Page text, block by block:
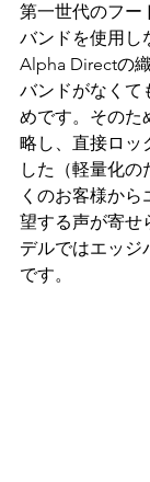
第一世代のフー
バンドを使用し
Alpha Directの
バンドがなくて
めです。そのた
略し、直接ロッ
した（軽量化の
くのお客様か
望する声が寄せ
デルではエッジ
です。